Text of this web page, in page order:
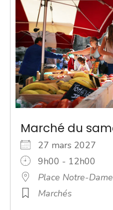
Marché du
27 mars 2027
9h00 - 12h00
Place Notre-Dame
Marchés